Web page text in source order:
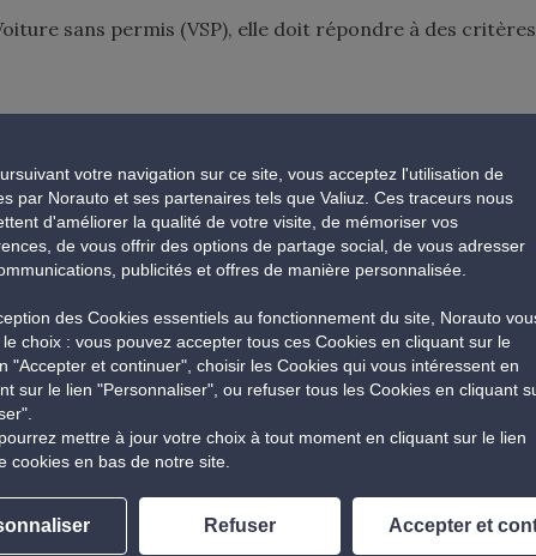
sans permis (VSP), elle doit répondre à des critères
ne doit pas dépasser les 8,2 CV, soit 6 kW. La cylindrée
cm3pour les voitures à essence, et 500 cm3pour les
ou électriques. Ils sont adaptés à une conduite
ville et les courtes distances.
dispositifs de sécurité comme des ceintures de sécurité,
garantir la protection sur la route.
:
votre navigation sur ce site, vous acceptez l'utilisation de
par Norauto et ses partenaires tels que Valiuz. Ces traceurs nous
d'améliorer la qualité de votre visite, de mémoriser vos
de vous offrir des options de partage social, de vous adresser
publicités et offres de manière personnalisée.
des Cookies essentiels au fonctionnement du site, Norauto
le choix : vous pouvez accepter tous ces Cookies en cliquant sur le
"Accepter et continuer", choisir les Cookies qui vous intéressent en
sur le lien "Personnaliser", ou refuser tous les Cookies en cliquant
mettre à jour votre choix à tout moment en cliquant sur le lien
cookies en bas de notre site.
Refuser Accepter et